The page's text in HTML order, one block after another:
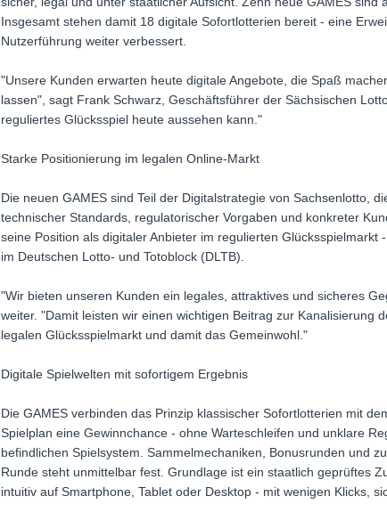
Insgesamt stehen damit 18 digitale Sofortlotterien bereit - eine
Nutzerführung weiter verbessert.
"Unsere Kunden erwarten heute digitale Angebote, die Spaß
lassen", sagt Frank Schwarz, Geschäftsführer der Sächsischen
reguliertes Glücksspiel heute aussehen kann."
Starke Positionierung im legalen Online-Markt
Die neuen GAMES sind Teil der Digitalstrategie von Sachsenlotto,
technischer Standards, regulatorischer Vorgaben und konkreter
seine Position als digitaler Anbieter im regulierten
im Deutschen Lotto- und Totoblock (DLTB).
"Wir bieten unseren Kunden ein legales, attraktives und sicheres
weiter. "Damit leisten wir einen wichtigen Beitrag zur Kanalisierung
legalen Glücksspielmarkt und damit das Gemeinwohl."
Digitale Spielwelten mit sofortigem Ergebnis
Die GAMES verbinden das Prinzip klassischer Sofortlotterien mit
Spielplan eine Gewinnchance - ohne Warteschleifen und unklare
befindlichen Spielsystem. Sammelmechaniken, Bonusrunden und
Runde steht unmittelbar fest. Grundlage ist ein staatlich geprüftes
intuitiv auf Smartphone, Tablet oder Desktop - mit wenigen Klicks,